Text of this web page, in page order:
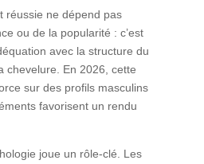
réussie ne dépend pas
ou de la popularité : c’est
avec la structure du
chevelure. En 2026, cette
sur des profils masculins
favorisent un rendu
joue un rôle-clé. Les